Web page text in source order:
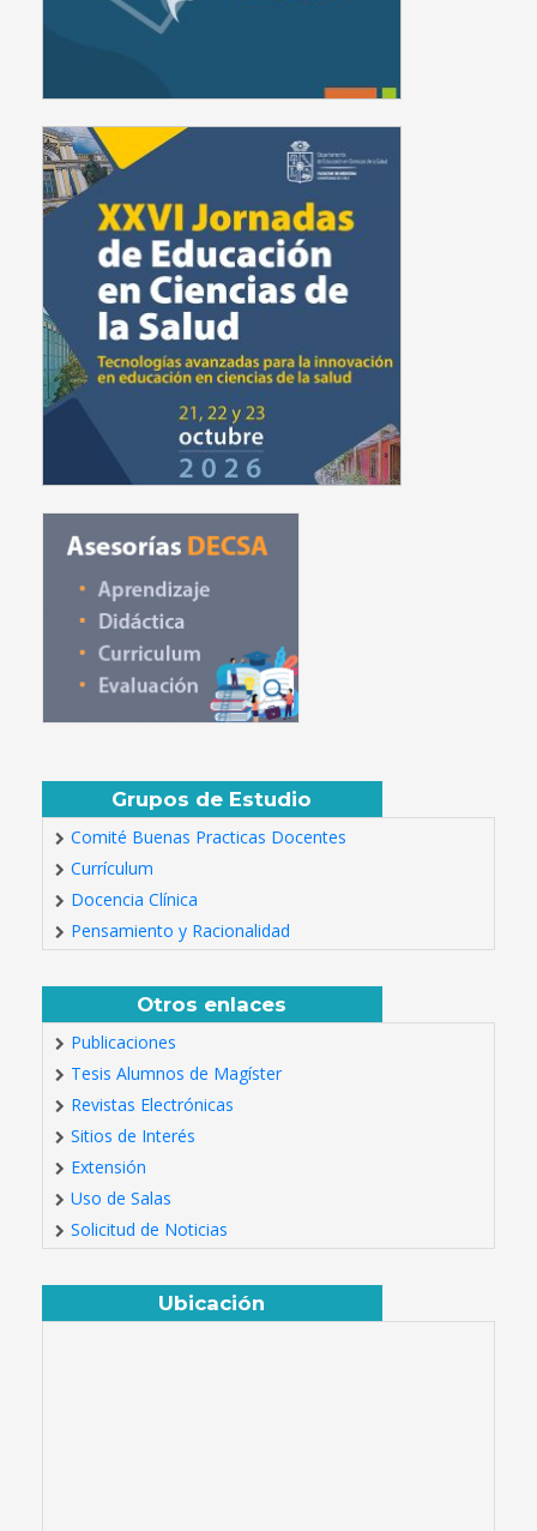
Grupos de Estudio
Comité Buenas Practicas Docentes
Currículum
Docencia Clínica
Pensamiento y Racionalidad
Otros enlaces
Publicaciones
Tesis Alumnos de Magíster
Revistas Electrónicas
Sitios de Interés
Extensión
Uso de Salas
Solicitud de Noticias
Ubicación